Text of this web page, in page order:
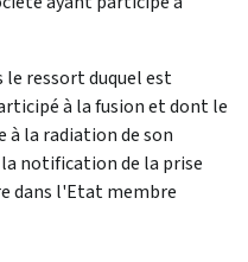
le ressort duquel est
à la fusion et dont le
à la radiation de son
notification de la prise
dans l'Etat membre